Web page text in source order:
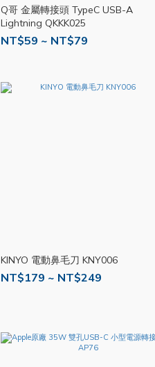
Q哥 金屬轉接頭 TypeC USB-A
Lightning QKKK025
NT$59 ~ NT$79
KINYO 電動鼻毛刀 KNY006
NT$179 ~ NT$249